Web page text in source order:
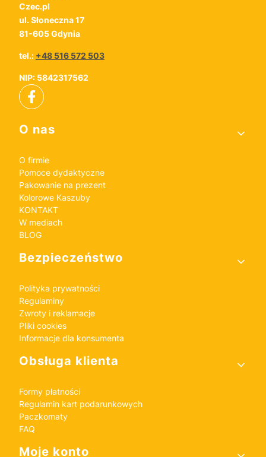
Czec.pl
ul. Słoneczna 17
81-605 Gdynia
tel.: +48 516 572 503
NIP: 5842317562
Linki w stopce
O nas
O firmie
Pomoce dydaktyczne
Pakowanie na prezent
Kolorowe Kaszuby
KONTAKT
W mediach
BLOG
Bezpieczeństwo
Polityka prywatności
Regulaminy
Zwroty i reklamacje
Pliki cookies
Informacje dla konsumenta
Obsługa klienta
Formy płatności
Regulamin kart podarunkowych
Paczkomaty
FAQ
Moje konto